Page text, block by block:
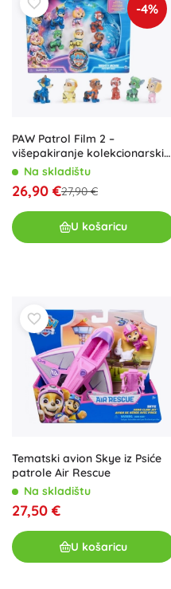
-4%
PAW Patrol Film 2 –
višepakiranje kolekcionarskih
figurica
Na skladištu
26,90 €27,90 €
U košaricu
Tematski avion Skye iz Psiće
patrole Air Rescue
Na skladištu
27,50 €
U košaricu